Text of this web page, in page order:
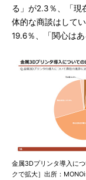
る」が2.3％、「現
体的な商談はして
19.6％、「関心は
金属3Dプリンタ導入に
クで拡大］出所：